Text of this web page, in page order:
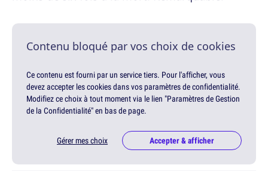
Contenu bloqué par vos choix de cookies
Ce contenu est fourni par un service tiers. Pour l'afficher, vous
devez accepter les cookies dans vos paramètres de confidentialité.
Modifiez ce choix à tout moment via le lien "Paramètres de Gestion
de la Confidentialité" en bas de page.
Gérer mes choix Accepter & afficher